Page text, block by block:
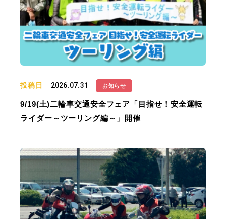
投稿日 2026.07.31 お知らせ
9/19(土)二輪車交通安全フェア「目指せ！安全運転
ライダー～ツーリング編～」開催